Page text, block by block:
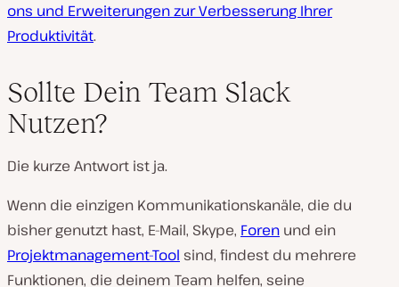
ons und Erweiterungen zur Verbesserung Ihrer
Produktivität.
Sollte Dein Team Slack
Nutzen?
Die kurze Antwort ist ja.
Wenn die einzigen Kommunikationskanäle, die du
bisher genutzt hast, E-Mail, Skype, Foren und ein
Projektmanagement-Tool sind, findest du mehrere
Funktionen, die deinem Team helfen, seine